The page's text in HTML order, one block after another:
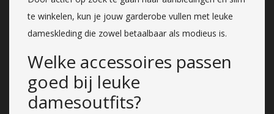
te winkelen, kun je jouw garderobe vullen met leuke
dameskleding die zowel betaalbaar als modieus is.
Welke accessoires passen
goed bij leuke
damesoutfits?